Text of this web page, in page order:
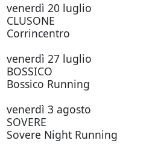
venerdì 20 luglio
CLUSONE
Corrincentro
venerdì 27 luglio
BOSSICO
Bossico Running
venerdì 3 agosto
SOVERE
Sovere Night Running